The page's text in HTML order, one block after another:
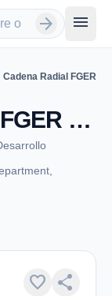
arrow_forward menu
Cadena Radial FGER
Cadena Radial FGER - Guatemala City
favorite share